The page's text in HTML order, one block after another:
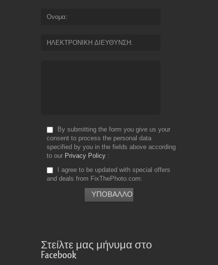
Ονομα
ΗΛΕΚΤΡΟΝΙΚΗ ΔΙΕΥΘΥΝΣΗ
By submitting the form you give us your
consent to process the personal data
specified by you in the fields above according
to our Privacy Policy
I agree to be updated with special offers
and deals from FixThePhoto.com
Στείλτε μας μήνυμα στο
Facebook